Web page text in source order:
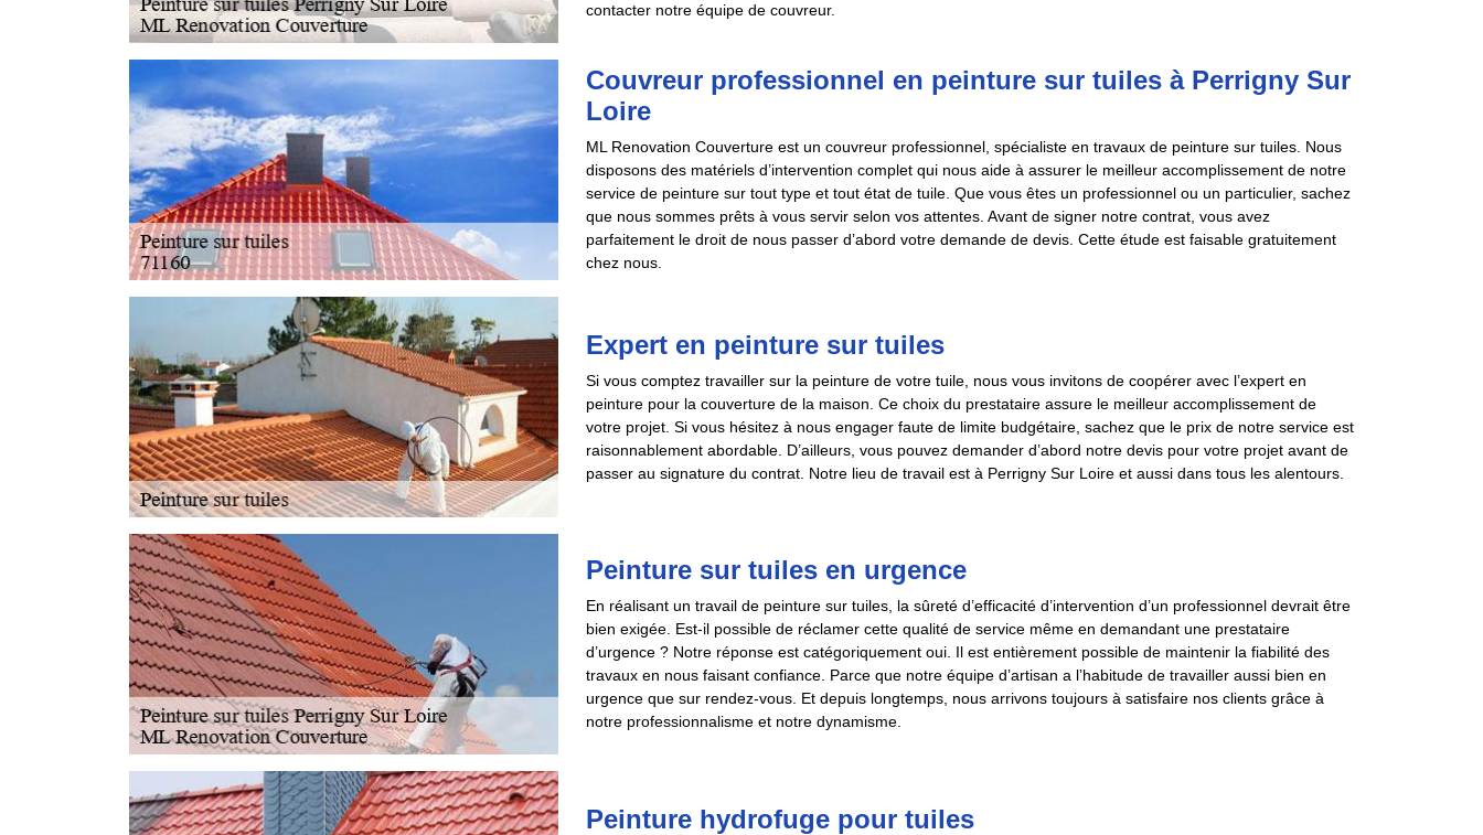
contacter notre équipe de couvreur.
Couvreur professionnel en peinture sur tuiles à Perrigny Sur
Loire
ML Renovation Couverture est un couvreur professionnel, spécialiste en travaux de peinture sur tuiles. Nous
disposons des matériels d’intervention complet qui nous aide à assurer le meilleur accomplissement de notre
service de peinture sur tout type et tout état de tuile. Que vous êtes un professionnel ou un particulier, sachez
que nous sommes prêts à vous servir selon vos attentes. Avant de signer notre contrat, vous avez
parfaitement le droit de nous passer d’abord votre demande de devis. Cette étude est faisable gratuitement
chez nous.
Expert en peinture sur tuiles
Si vous comptez travailler sur la peinture de votre tuile, nous vous invitons de coopérer avec l’expert en
peinture pour la couverture de la maison. Ce choix du prestataire assure le meilleur accomplissement de
votre projet. Si vous hésitez à nous engager faute de limite budgétaire, sachez que le prix de notre service est
raisonnablement abordable. D’ailleurs, vous pouvez demander d’abord notre devis pour votre projet avant de
passer au signature du contrat. Notre lieu de travail est à Perrigny Sur Loire et aussi dans tous les alentours.
Peinture sur tuiles en urgence
En réalisant un travail de peinture sur tuiles, la sûreté d’efficacité d’intervention d’un professionnel devrait être
bien exigée. Est-il possible de réclamer cette qualité de service même en demandant une prestataire
d’urgence ? Notre réponse est catégoriquement oui. Il est entièrement possible de maintenir la fiabilité des
travaux en nous faisant confiance. Parce que notre équipe d’artisan a l’habitude de travailler aussi bien en
urgence que sur rendez-vous. Et depuis longtemps, nous arrivons toujours à satisfaire nos clients grâce à
notre professionnalisme et notre dynamisme.
Peinture hydrofuge pour tuiles